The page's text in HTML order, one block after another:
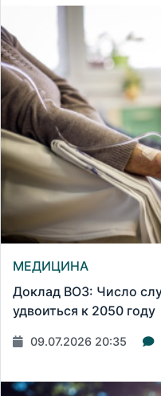
МЕДИЦИНА
Доклад ВОЗ: Число
удвоиться к 2050 году
09.07.2026 20:35